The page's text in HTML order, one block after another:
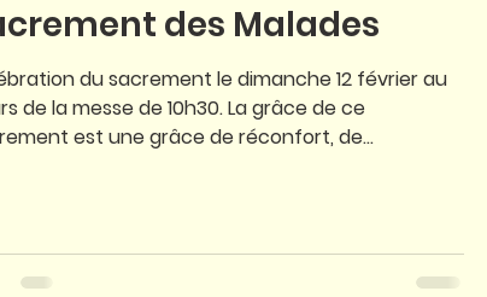
des Malades
du sacrement le dimanche 12 février au
de la messe de 10h30. La grâce de ce
est une grâce de réconfort, de...